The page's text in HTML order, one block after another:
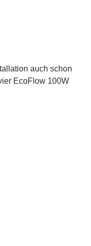
auch schon
EcoFlow 100W